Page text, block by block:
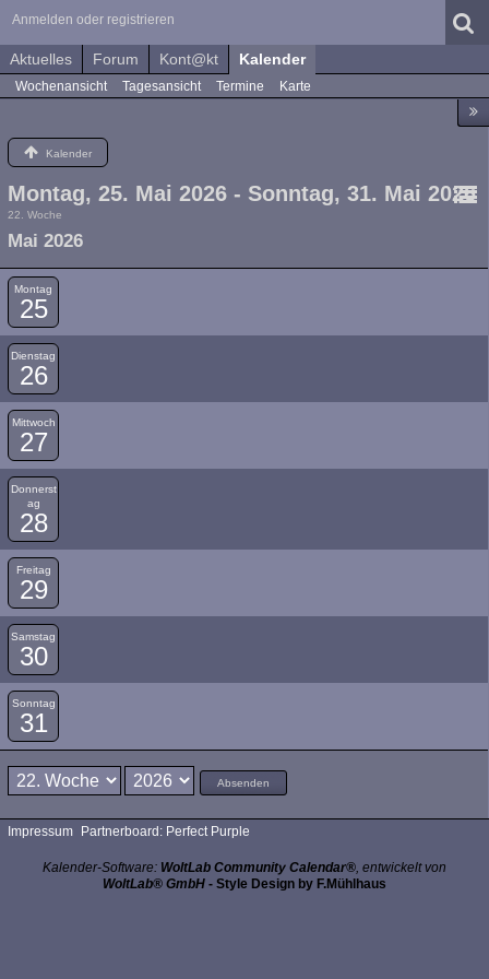
Anmelden oder registrieren
Aktuelles Forum Kont@kt Kalender
Wochenansicht Tagesansicht Termine Karte
Kalender
Montag, 25. Mai 2026 - Sonntag, 31. Mai 2026
22. Woche
Mai 2026
Montag
25
Dienstag
26
Mittwoch
27
Donnerst
ag
28
Freitag
29
Samstag
30
Sonntag
31
Absenden
Impressum Partnerboard: Perfect Purple
Kalender-Software: WoltLab Community Calendar®, entwickelt von
WoltLab® GmbH